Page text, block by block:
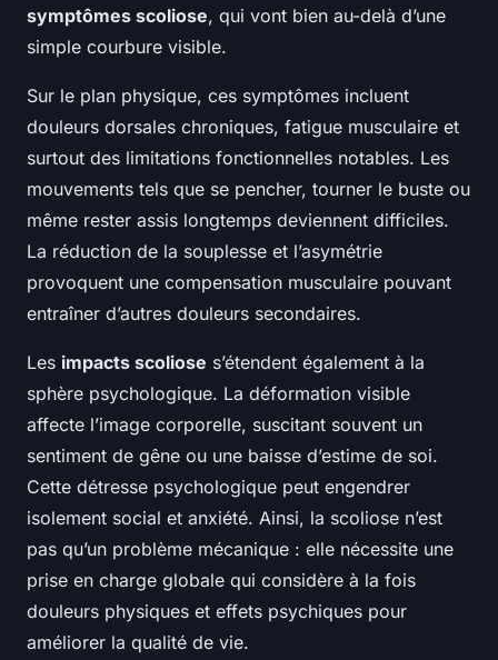
symptômes scoliose, qui vont bien au-delà d’une
simple courbure visible.
Sur le plan physique, ces symptômes incluent
douleurs dorsales chroniques, fatigue musculaire et
surtout des limitations fonctionnelles notables. Les
mouvements tels que se pencher, tourner le buste ou
même rester assis longtemps deviennent difficiles.
La réduction de la souplesse et l’asymétrie
provoquent une compensation musculaire pouvant
entraîner d’autres douleurs secondaires.
Les impacts scoliose s’étendent également à la
sphère psychologique. La déformation visible
affecte l’image corporelle, suscitant souvent un
sentiment de gêne ou une baisse d’estime de soi.
Cette détresse psychologique peut engendrer
isolement social et anxiété. Ainsi, la scoliose n’est
pas qu’un problème mécanique : elle nécessite une
prise en charge globale qui considère à la fois
douleurs physiques et effets psychiques pour
améliorer la qualité de vie.